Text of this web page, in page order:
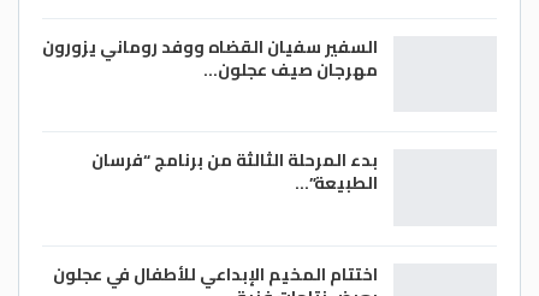
السفير سفيان القضاه ووفد روماني يزورون
مهرجان صيف عجلون…
بدء المرحلة الثالثة من برنامج “فرسان
الطبيعة”…
اختتام المخيم الإبداعي للأطفال في عجلون